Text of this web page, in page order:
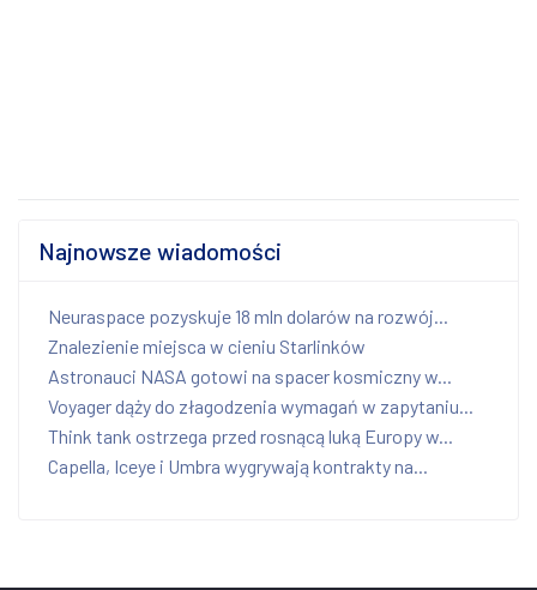
Najnowsze wiadomości
Neuraspace pozyskuje 18 mln dolarów na rozwój...
Znalezienie miejsca w cieniu Starlinków
Astronauci NASA gotowi na spacer kosmiczny w...
Voyager dąży do złagodzenia wymagań w zapytaniu...
Think tank ostrzega przed rosnącą luką Europy w...
Capella, Iceye i Umbra wygrywają kontrakty na...